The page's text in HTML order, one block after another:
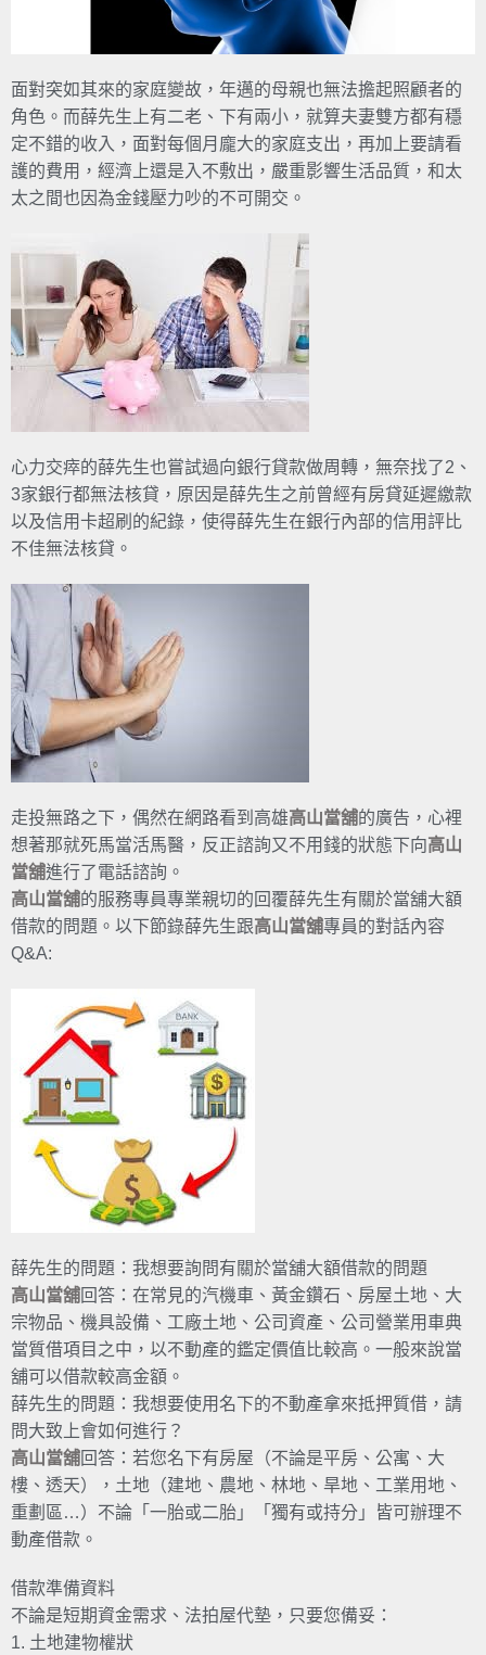
面對突如其來的家庭變故，年邁的母親也無法擔起照顧者的
角色。而薛先生上有二老、下有兩小，就算夫妻雙方都有穩
定不錯的收入，面對每個月龐大的家庭支出，再加上要請看
護的費用，經濟上還是入不敷出，嚴重影響生活品質，和太
太之間也因為金錢壓力吵的不可開交。
心力交瘁的薛先生也嘗試過向銀行貸款做周轉，無奈找了2、
3家銀行都無法核貸，原因是薛先生之前曾經有房貸延遲繳款
以及信用卡超刷的紀錄，使得薛先生在銀行內部的信用評比
不佳無法核貸。
走投無路之下，偶然在網路看到高雄高山當舖的廣告，心裡
想著那就死馬當活馬醫，反正諮詢又不用錢的狀態下向高山
當舖進行了電話諮詢。
高山當舖的服務專員專業親切的回覆薛先生有關於當舖大額
借款的問題。以下節錄薛先生跟高山當舖專員的對話內容
Q&A:
薛先生的問題：我想要詢問有關於當舖大額借款的問題
高山當舖回答：在常見的汽機車、黃金鑽石、房屋土地、大
宗物品、機具設備、工廠土地、公司資產、公司營業用車典
當質借項目之中，以不動產的鑑定價值比較高。一般來說當
舖可以借款較高金額。
薛先生的問題：我想要使用名下的不動產拿來抵押質借，請
問大致上會如何進行？
高山當舖回答：若您名下有房屋（不論是平房、公寓、大
樓、透天），土地（建地、農地、林地、旱地、工業用地、
重劃區…）不論「一胎或二胎」「獨有或持分」皆可辦理不
動產借款。
借款準備資料
不論是短期資金需求、法拍屋代墊，只要您備妥：
1. 土地建物權狀